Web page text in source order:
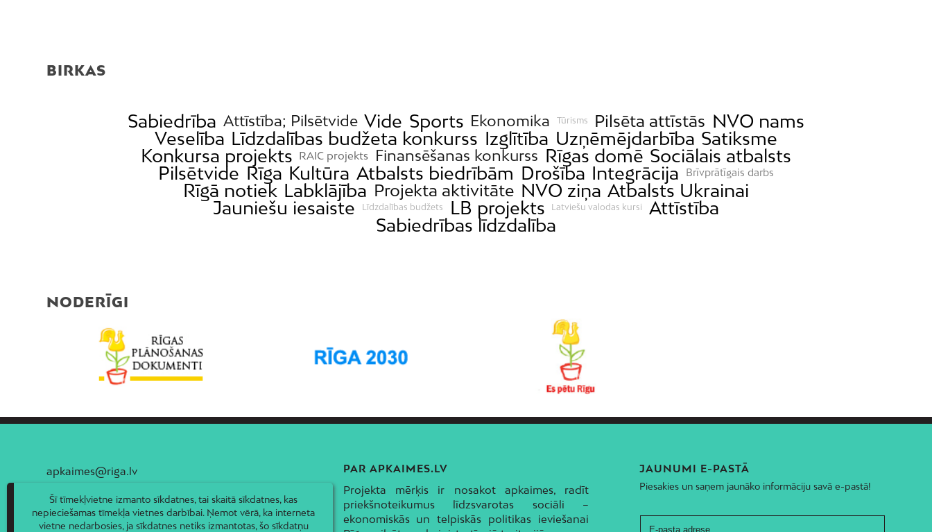
BIRKAS
Sabiedrība Attīstība; Pilsētvide Vide Sports Ekonomika Tūrisms Pilsēta attīstās NVO nams
Veselība Līdzdalības budžeta konkurss Izglītība Uzņēmējdarbība Satiksme
Konkursa projekts
RAIC projekts Finansēšanas konkurss Rīgas domē Sociālais atbalsts
Pilsētvide Rīga Kultūra Atbalsts biedrībām Drošība Integrācija Brīvprātīgais darbs
Rīgā notiek Labklājība Projekta aktivitāte NVO ziņa Atbalsts Ukrainai
Jauniešu iesaiste
Līdzdalības budžets LB projekts Latviešu valodas kursi
Attīstība
Sabiedrības līdzdalība
NODERĪGI
apkaimes@riga.lv PAR APKAIMES.LV
Projekta mērķis ir nosakot apkaimes, radīt
priekšnoteikumus līdzsvarotas sociāli –
ekonomiskās un telpiskās politikas ieviešanai
JAUNUMI E-PASTĀ
Piesakies un saņem jaunāko informāciju savā e-pastā!
Šī tīmekļvietne izmanto sīkdatnes, tai skaitā sīkdatnes, kas
nepieciešamas tīmekļa vietnes darbībai. Ņemot vērā, ka interneta
vietne nedarbosies, ja sīkdatnes netiks izmantotas, šo sīkdatņu